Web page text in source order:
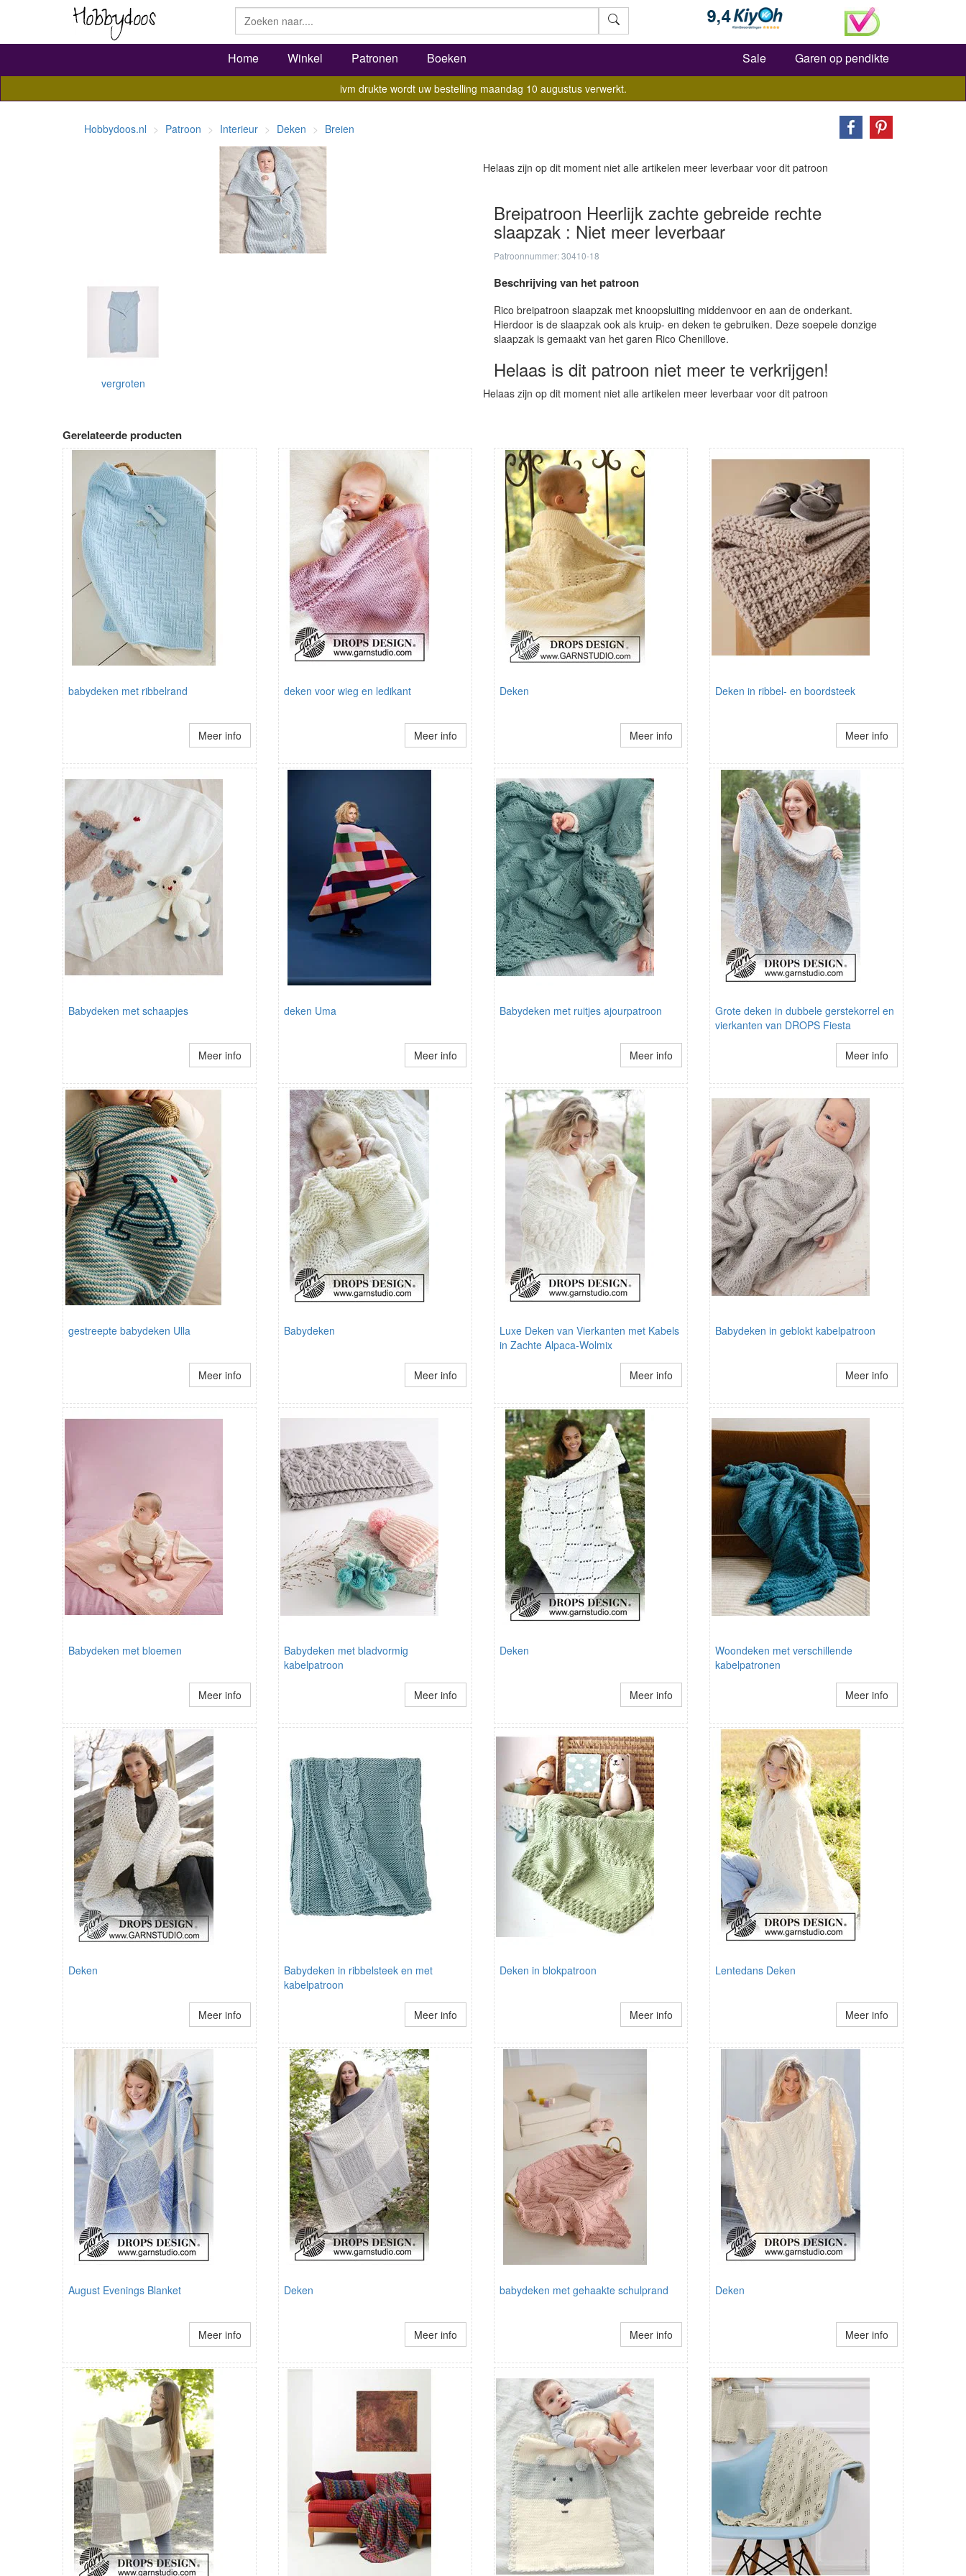
Zoeken
Home Winkel Patronen Boeken Sale Garen op pendikte
ivm drukte wordt uw bestelling maandag 10 augustus verwerkt.
Hobbydoos.nl Patroon Interieur Deken Breien
vergroten
Helaas zijn op dit moment niet alle artikelen meer leverbaar voor dit patroon
Breipatroon Heerlijk zachte gebreide rechte
slaapzak : Niet meer leverbaar
Patroonnummer: 30410-18
Beschrijving van het patroon
Rico breipatroon slaapzak met knoopsluiting middenvoor en aan de onderkant.
Hierdoor is de slaapzak ook als kruip- en deken te gebruiken. Deze soepele donzige
slaapzak is gemaakt van het garen Rico Chenillove.
Helaas is dit patroon niet meer te verkrijgen!
Helaas zijn op dit moment niet alle artikelen meer leverbaar voor dit patroon
Gerelateerde producten
babydeken met ribbelrand
Meer info
deken voor wieg en ledikant
Meer info
Deken
Meer info
Deken in ribbel- en boordsteek
Meer info
Babydeken met schaapjes
Meer info
deken Uma
Meer info
Babydeken met ruitjes ajourpatroon
Meer info
Grote deken in dubbele gerstekorrel en
vierkanten van DROPS Fiesta
Meer info
gestreepte babydeken Ulla
Meer info
Babydeken
Meer info
Luxe Deken van Vierkanten met Kabels
in Zachte Alpaca-Wolmix
Meer info
Babydeken in geblokt kabelpatroon
Meer info
Babydeken met bloemen
Meer info
Babydeken met bladvormig
kabelpatroon
Meer info
Deken
Meer info
Woondeken met verschillende
kabelpatronen
Meer info
Deken
Meer info
Babydeken in ribbelsteek en met
kabelpatroon
Meer info
Deken in blokpatroon
Meer info
Lentedans Deken
Meer info
August Evenings Blanket
Meer info
Deken
Meer info
babydeken met gehaakte schulprand
Meer info
Deken
Meer info